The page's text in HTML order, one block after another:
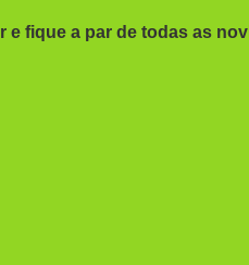
e fique a par de todas as